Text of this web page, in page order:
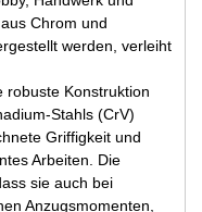
Chrom und
werden, verleiht
robuste Konstruktion
Stahls (CrV)
Griffigkeit und
Arbeiten. Die
sie auch bei
Anzugsmomenten,